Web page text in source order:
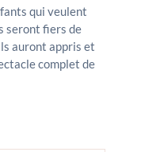
qui veulent
seront fiers de
auront appris et
complet de